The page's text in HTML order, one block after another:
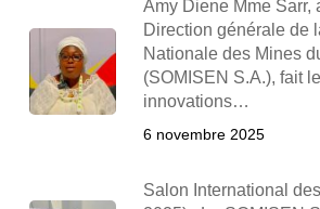
Amy Diene Mme Sarr,
Direction générale de
Nationale des Mines
(SOMISEN S.A.), fait
innovations…
6 novembre 2025
Salon International